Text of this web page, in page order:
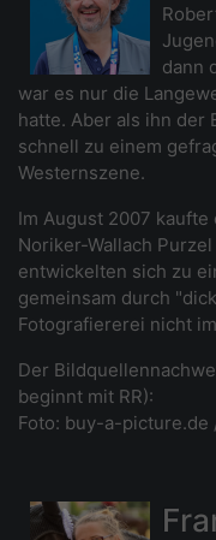
dann
war es nur die
hatte. Aber als ihn der
schnell zu einem
Westernszene.
Im August 2007
Noriker-Wallach
entwickelten sich zu
gemeinsam durch
Fotografiererei nicht
Der
beginnt mit RR):
Foto: buy-a-picture.de